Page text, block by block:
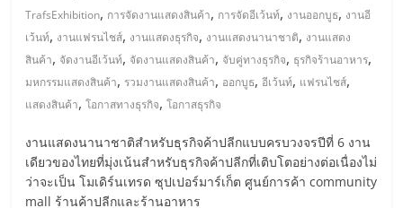
ทำเล
สำหรับ
เปิด
ร้าน
TrafsExhibition, การจัดงานแสดงสินค้า, การจัดอีเว้นท์, งานออกบูธ, งานอี
เว้นท์, งานแฟรนไชส์, งานแสดงธุรกิจ, งานแสดงนานาชาติ, งานแสดง
สินค้า, จัดงานอีเว้นท์, จัดงานแสดงสินค้า, จับคู่ทางธุรกิจ, ธุรกิจร้านอาหาร,
มหกรรมแสดงสินค้า, รวมงานแสดงสินค้า, ออกบูธ,อีเว้นท์, แฟรนไชส์,
แสดงสินค้า,โอกาสทางธุรกิจ,โอกาสธุรกิจ
งานแสดงนานาชาติสำหรับธุรกิจค้าปลีกแบบครบวงจรปีที่ 6 งาน
เดียวของไทยที่มุ่งเน้นสำหรับธุรกิจค้าปลีกที่เติบโตอย่างต่อเนื่องไม่
ว่าจะเป็น โมเดิร์นเทรด ซุปเปอร์มาร์เก็ต ศูนย์การค้า community
mall ร้านค้าปลีกและร้านอาหาร